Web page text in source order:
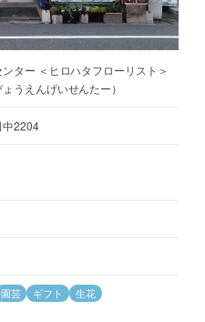
ター ＜ヒロハタフローリスト＞
うえんげいせんたー）
中2204
園芸 ギフト 生花